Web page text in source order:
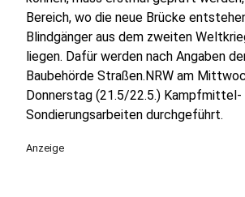
Bereich, wo die neue Brücke
Blindgänger aus dem zweiten
liegen. Dafür werden nach Angaben
Baubehörde Straßen.NRW am
Donnerstag (21.5/22.5.) Kampfmittel-
Sondierungsarbeiten durchgeführt.
Anzeige